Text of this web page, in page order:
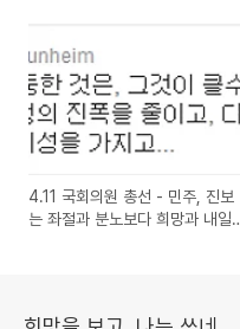
4.11 국회의원 총선 - 민주, 진보
는 좌절과 분노보다 희망과 내일